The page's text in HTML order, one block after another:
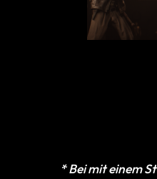
* Bei mit einem